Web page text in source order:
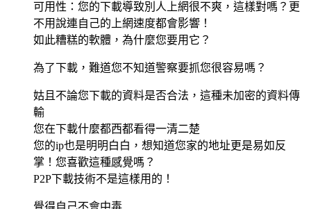
可用性：您的下載導致別人上網很不爽，這樣對嗎？更
不用說連自己的上網速度都會影響！
如此糟糕的軟體，為什麼您要用它？
為了下載，難道您不知道警察要抓您很容易嗎？
姑且不論您下載的資料是否合法，這種未加密的資料傳
輸
您在下載什麼都西都看得一清二楚
您的ip也是明明白白，想知道您家的地址更是易如反
掌！您喜歡這種感覺嗎？
P2P下載技術不是這樣用的！
覺得自己不會中毒